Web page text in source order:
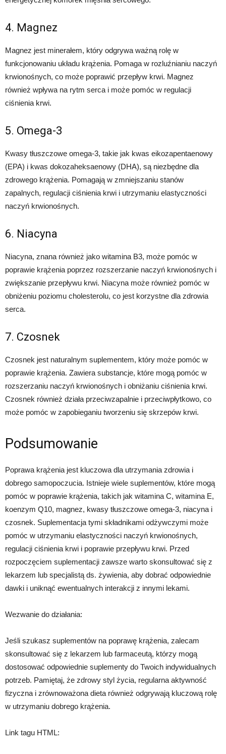
4. Magnez
Magnez jest minerałem, który odgrywa ważną rolę w
funkcjonowaniu układu krążenia. Pomaga w rozluźnianiu naczyń
krwionośnych, co może poprawić przepływ krwi. Magnez
również wpływa na rytm serca i może pomóc w regulacji
ciśnienia krwi.
5. Omega-3
Kwasy tłuszczowe omega-3, takie jak kwas eikozapentaenowy
(EPA) i kwas dokozaheksaenowy (DHA), są niezbędne dla
zdrowego krążenia. Pomagają w zmniejszaniu stanów
zapalnych, regulacji ciśnienia krwi i utrzymaniu elastyczności
naczyń krwionośnych.
6. Niacyna
Niacyna, znana również jako witamina B3, może pomóc w
poprawie krążenia poprzez rozszerzanie naczyń krwionośnych i
zwiększanie przepływu krwi. Niacyna może również pomóc w
obniżeniu poziomu cholesterolu, co jest korzystne dla zdrowia
serca.
7. Czosnek
Czosnek jest naturalnym suplementem, który może pomóc w
poprawie krążenia. Zawiera substancje, które mogą pomóc w
rozszerzaniu naczyń krwionośnych i obniżaniu ciśnienia krwi.
Czosnek również działa przeciwzapalnie i przeciwpłytkowo, co
może pomóc w zapobieganiu tworzeniu się skrzepów krwi.
Podsumowanie
Poprawa krążenia jest kluczowa dla utrzymania zdrowia i
dobrego samopoczucia. Istnieje wiele suplementów, które mogą
pomóc w poprawie krążenia, takich jak witamina C, witamina E,
koenzym Q10, magnez, kwasy tłuszczowe omega-3, niacyna i
czosnek. Suplementacja tymi składnikami odżywczymi może
pomóc w utrzymaniu elastyczności naczyń krwionośnych,
regulacji ciśnienia krwi i poprawie przepływu krwi. Przed
rozpoczęciem suplementacji zawsze warto skonsultować się z
lekarzem lub specjalistą ds. żywienia, aby dobrać odpowiednie
dawki i uniknąć ewentualnych interakcji z innymi lekami.
Wezwanie do działania:
Jeśli szukasz suplementów na poprawę krążenia, zalecam
skonsultować się z lekarzem lub farmaceutą, którzy mogą
dostosować odpowiednie suplementy do Twoich indywidualnych
potrzeb. Pamiętaj, że zdrowy styl życia, regularna aktywność
fizyczna i zrównoważona dieta również odgrywają kluczową rolę
w utrzymaniu dobrego krążenia.
Link tagu HTML: